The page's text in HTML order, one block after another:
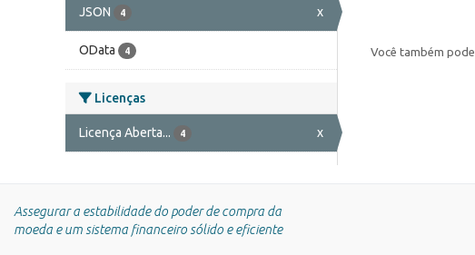
JSON 4 x
OData 4
Licenças
Licença Aberta... 4 x
Você também
Assegurar a estabilidade do poder de compra da
moeda e um sistema financeiro sólido e eficiente